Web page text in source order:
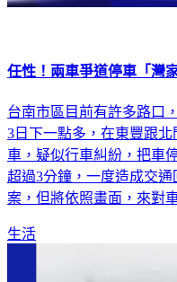
任性！兩車爭道停車「灣
台南市區目前有許多路口
3日下一點多，在東豐跟
車，疑似行車糾紛，把車
超過3分鐘，一度造成交
案，但將依照畫面，來對
生活